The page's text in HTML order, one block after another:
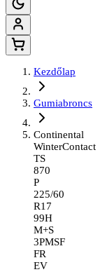
Kezdőlap
Gumiabroncs
Continental
WinterContact
TS
870
P
225/60
R17
99H
M+S
3PMSF
FR
EV